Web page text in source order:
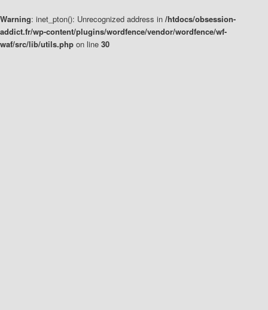
Warning: inet_pton(): Unrecognized address in /htdocs/obsession-
addict.fr/wp-content/plugins/wordfence/vendor/wordfence/wf-
waf/src/lib/utils.php on line 30